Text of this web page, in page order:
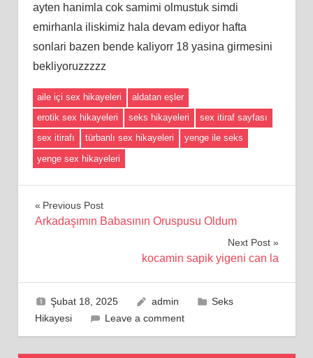
ayten hanimla cok samimi olmustuk simdi
emirhanla iliskimiz hala devam ediyor hafta
sonlari bazen bende kaliyorr 18 yasina girmesini
bekliyoruzzzzz
aile içi sex hikayeleri
aldatan eşler
erotik sex hikayeleri
seks hikayeleri
sex itiraf sayfası
sex itirafı
türbanlı sex hikayeleri
yenge ile seks
yenge sex hikayeleri
Yazı
Previous Post
Arkadaşımın Babasının Oruspusu Oldum
Next Post
kocamin sapik yigeni can la
Şubat 18, 2025 admin
Seks
Hikayesi
Leave a comment